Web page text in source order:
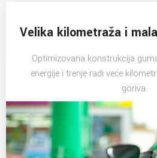
Velika kilometraža i
Optimizovana konstrukcija
energije i trenje radi veće
goriva.